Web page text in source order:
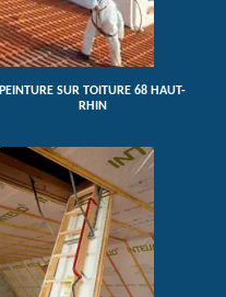
PEINTURE SUR TOITURE 68 HAUT-
RHIN